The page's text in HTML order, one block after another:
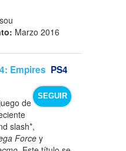
Marzo 2016
Empires PS4
SEGUIR
de
slash*,
Force y